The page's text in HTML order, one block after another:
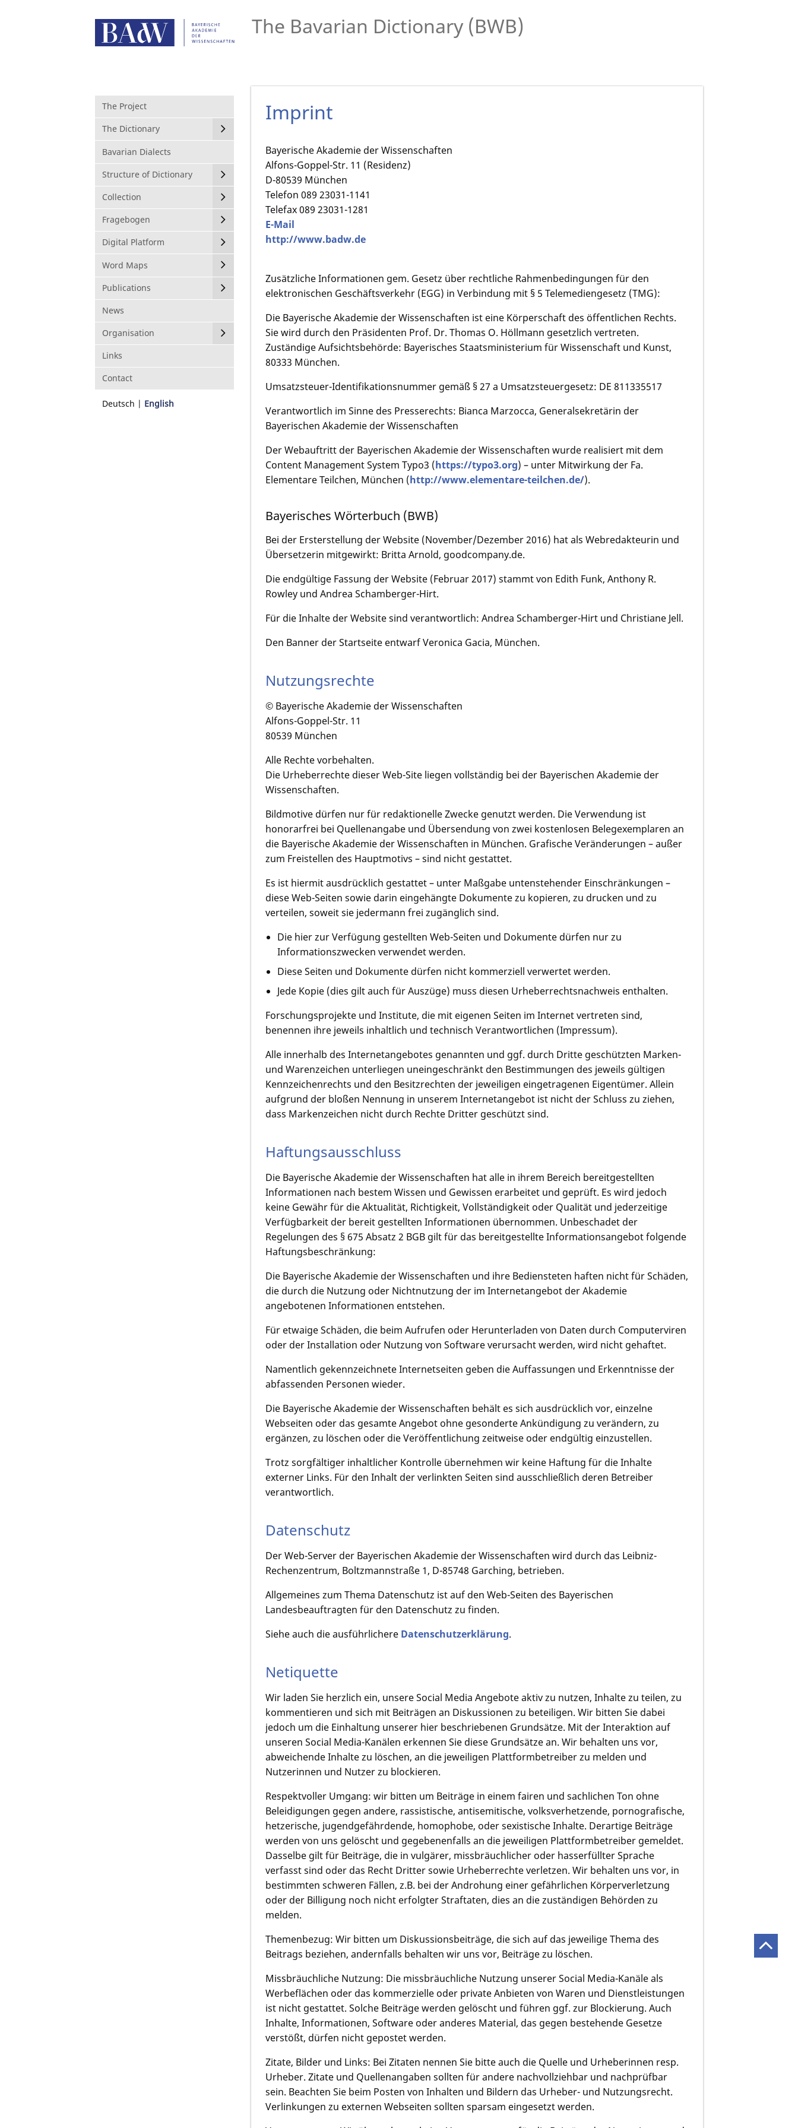
The Bavarian Dictionary (BWB)
The Project
The Dictionary
Bavarian Dialects
Structure of Dictionary
Collection
Fragebogen
Digital Platform
Word Maps
Publications
News
Organisation
Links
Contact
Deutsch English
Imprint
Bayerische Akademie der Wissenschaften
Alfons-Goppel-Str. 11 (Residenz)
D-80539 München
Telefon 089 23031-1141
Telefax 089 23031-1281
E-Mail
http://www.badw.de
Zusätzliche Informationen gem. Gesetz über rechtliche Rahmenbedingungen für den
elektronischen Geschäftsverkehr (EGG) in Verbindung mit § 5 Telemediengesetz (TMG):
Die Bayerische Akademie der Wissenschaften ist eine Körperschaft des öffentlichen Rechts.
Sie wird durch den Präsidenten Prof. Dr. Thomas O. Höllmann gesetzlich vertreten.
Zuständige Aufsichtsbehörde: Bayerisches Staatsministerium für Wissenschaft und Kunst,
80333 München.
Umsatzsteuer-Identifikationsnummer gemäß § 27 a Umsatzsteuergesetz: DE 811335517
Verantwortlich im Sinne des Presserechts: Bianca Marzocca, Generalsekretärin der
Bayerischen Akademie der Wissenschaften
Der Webauftritt der Bayerischen Akademie der Wissenschaften wurde realisiert mit dem
Content Management System Typo3 (https://typo3.org) – unter Mitwirkung der Fa.
Elementare Teilchen, München (http://www.elementare-teilchen.de/).
Bayerisches Wörterbuch (BWB)
Bei der Ersterstellung der Website (November/Dezember 2016) hat als Webredakteurin und
Übersetzerin mitgewirkt: Britta Arnold, goodcompany.de.
Die endgültige Fassung der Website (Februar 2017) stammt von Edith Funk, Anthony R.
Rowley und Andrea Schamberger-Hirt.
Für die Inhalte der Website sind verantwortlich: Andrea Schamberger-Hirt und Christiane Jell.
Den Banner der Startseite entwarf Veronica Gacia, München.
Nutzungsrechte
© Bayerische Akademie der Wissenschaften
Alfons-Goppel-Str. 11
80539 München
Alle Rechte vorbehalten.
Die Urheberrechte dieser Web-Site liegen vollständig bei der Bayerischen Akademie der
Wissenschaften.
Bildmotive dürfen nur für redaktionelle Zwecke genutzt werden. Die Verwendung ist
honorarfrei bei Quellenangabe und Übersendung von zwei kostenlosen Belegexemplaren an
die Bayerische Akademie der Wissenschaften in München. Grafische Veränderungen – außer
zum Freistellen des Hauptmotivs – sind nicht gestattet.
Es ist hiermit ausdrücklich gestattet – unter Maßgabe untenstehender Einschränkungen –
diese Web-Seiten sowie darin eingehängte Dokumente zu kopieren, zu drucken und zu
verteilen, soweit sie jedermann frei zugänglich sind.
Die hier zur Verfügung gestellten Web-Seiten und Dokumente dürfen nur zu
Informationszwecken verwendet werden.
Diese Seiten und Dokumente dürfen nicht kommerziell verwertet werden.
Jede Kopie (dies gilt auch für Auszüge) muss diesen Urheberrechtsnachweis enthalten.
Forschungsprojekte und Institute, die mit eigenen Seiten im Internet vertreten sind,
benennen ihre jeweils inhaltlich und technisch Verantwortlichen (Impressum).
Alle innerhalb des Internetangebotes genannten und ggf. durch Dritte geschützten Marken-
und Warenzeichen unterliegen uneingeschränkt den Bestimmungen des jeweils gültigen
Kennzeichenrechts und den Besitzrechten der jeweiligen eingetragenen Eigentümer. Allein
aufgrund der bloßen Nennung in unserem Internetangebot ist nicht der Schluss zu ziehen,
dass Markenzeichen nicht durch Rechte Dritter geschützt sind.
Haftungsausschluss
Die Bayerische Akademie der Wissenschaften hat alle in ihrem Bereich bereitgestellten
Informationen nach bestem Wissen und Gewissen erarbeitet und geprüft. Es wird jedoch
keine Gewähr für die Aktualität, Richtigkeit, Vollständigkeit oder Qualität und jederzeitige
Verfügbarkeit der bereit gestellten Informationen übernommen. Unbeschadet der
Regelungen des § 675 Absatz 2 BGB gilt für das bereitgestellte Informationsangebot folgende
Haftungsbeschränkung:
Die Bayerische Akademie der Wissenschaften und ihre Bediensteten haften nicht für Schäden,
die durch die Nutzung oder Nichtnutzung der im Internetangebot der Akademie
angebotenen Informationen entstehen.
Für etwaige Schäden, die beim Aufrufen oder Herunterladen von Daten durch Computerviren
oder der Installation oder Nutzung von Software verursacht werden, wird nicht gehaftet.
Namentlich gekennzeichnete Internetseiten geben die Auffassungen und Erkenntnisse der
abfassenden Personen wieder.
Die Bayerische Akademie der Wissenschaften behält es sich ausdrücklich vor, einzelne
Webseiten oder das gesamte Angebot ohne gesonderte Ankündigung zu verändern, zu
ergänzen, zu löschen oder die Veröffentlichung zeitweise oder endgültig einzustellen.
Trotz sorgfältiger inhaltlicher Kontrolle übernehmen wir keine Haftung für die Inhalte
externer Links. Für den Inhalt der verlinkten Seiten sind ausschließlich deren Betreiber
verantwortlich.
Datenschutz
Der Web-Server der Bayerischen Akademie der Wissenschaften wird durch das Leibniz-
Rechenzentrum, Boltzmannstraße 1, D-85748 Garching, betrieben.
Allgemeines zum Thema Datenschutz ist auf den Web-Seiten des Bayerischen
Landesbeauftragten für den Datenschutz zu finden.
Siehe auch die ausführlichere Datenschutzerklärung.
Netiquette
Wir laden Sie herzlich ein, unsere Social Media Angebote aktiv zu nutzen, Inhalte zu teilen, zu
kommentieren und sich mit Beiträgen an Diskussionen zu beteiligen. Wir bitten Sie dabei
jedoch um die Einhaltung unserer hier beschriebenen Grundsätze. Mit der Interaktion auf
unseren Social Media-Kanälen erkennen Sie diese Grundsätze an. Wir behalten uns vor,
abweichende Inhalte zu löschen, an die jeweiligen Plattformbetreiber zu melden und
Nutzerinnen und Nutzer zu blockieren.
Respektvoller Umgang: wir bitten um Beiträge in einem fairen und sachlichen Ton ohne
Beleidigungen gegen andere, rassistische, antisemitische, volksverhetzende, pornografische,
hetzerische, jugendgefährdende, homophobe, oder sexistische Inhalte. Derartige Beiträge
werden von uns gelöscht und gegebenenfalls an die jeweiligen Plattformbetreiber gemeldet.
Dasselbe gilt für Beiträge, die in vulgärer, missbräuchlicher oder hasserfüllter Sprache
verfasst sind oder das Recht Dritter sowie Urheberrechte verletzen. Wir behalten uns vor, in
bestimmten schweren Fällen, z.B. bei der Androhung einer gefährlichen Körperverletzung
oder der Billigung noch nicht erfolgter Straftaten, dies an die zuständigen Behörden zu
melden.
Themenbezug: Wir bitten um Diskussionsbeiträge, die sich auf das jeweilige Thema des
Beitrags beziehen, andernfalls behalten wir uns vor, Beiträge zu löschen.
Missbräuchliche Nutzung: Die missbräuchliche Nutzung unserer Social Media-Kanäle als
Werbeflächen oder das kommerzielle oder private Anbieten von Waren und Dienstleistungen
ist nicht gestattet. Solche Beiträge werden gelöscht und führen ggf. zur Blockierung. Auch
Inhalte, Informationen, Software oder anderes Material, das gegen bestehende Gesetze
verstößt, dürfen nicht gepostet werden.
Zitate, Bilder und Links: Bei Zitaten nennen Sie bitte auch die Quelle und Urheberinnen resp.
Urheber. Zitate und Quellenangaben sollten für andere nachvollziehbar und nachprüfbar
sein. Beachten Sie beim Posten von Inhalten und Bildern das Urheber- und Nutzungsrecht.
Verlinkungen zu externen Webseiten sollten sparsam eingesetzt werden.